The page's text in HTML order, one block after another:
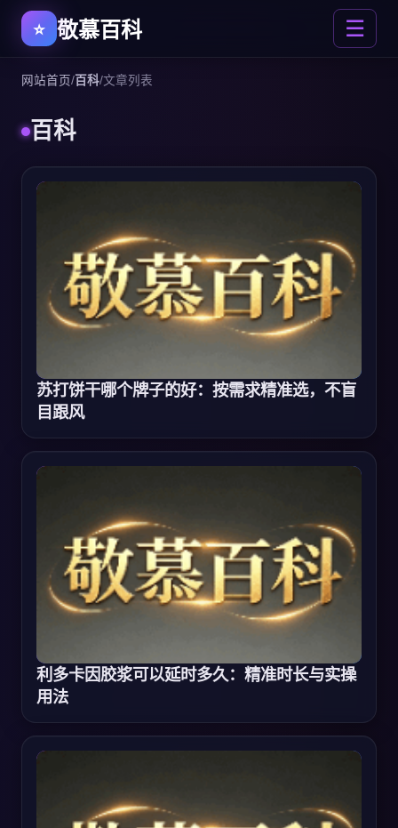
敬慕百科 ☰
网站首页/百科/文章列表
百科
苏打饼干哪个牌子的好：按需求精准选，不盲
目跟风
利多卡因胶浆可以延时多久：精准时长与实操
用法